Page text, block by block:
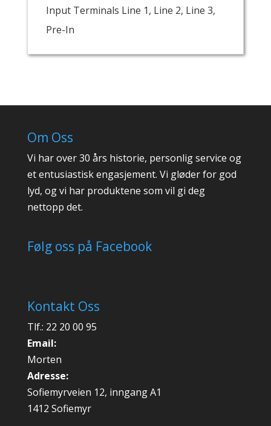
Input Terminals Line 1, Line 2, Line 3,
Pre-In
Om Oss
Vi har over 30 års historie, personlig service og
et entusiastisk engasjement. Vi gløder for god
lyd, og vi har produktene som vil gi deg
nettopp det.
Følg oss på Facebook
Kontakt Oss
Tlf.: 22 20 00 95
Email:
Morten
Adresse:
Sofiemyrveien 12, inngang A1
1412 Sofiemyr